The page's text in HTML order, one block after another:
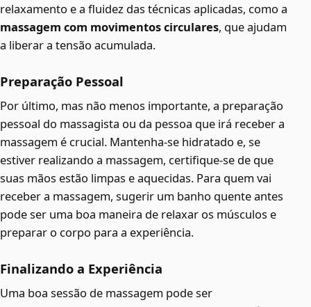
relaxamento e a fluidez das técnicas aplicadas, como a
massagem com movimentos circulares, que ajudam
a liberar a tensão acumulada.
Preparação Pessoal
Por último, mas não menos importante, a preparação
pessoal do massagista ou da pessoa que irá receber a
massagem é crucial. Mantenha-se hidratado e, se
estiver realizando a massagem, certifique-se de que
suas mãos estão limpas e aquecidas. Para quem vai
receber a massagem, sugerir um banho quente antes
pode ser uma boa maneira de relaxar os músculos e
preparar o corpo para a experiência.
Finalizando a Experiência
Uma boa sessão de massagem pode ser